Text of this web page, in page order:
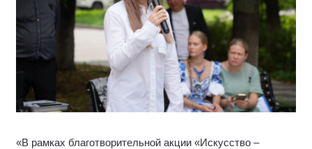
«В рамках благотворительной акции «Искусство –